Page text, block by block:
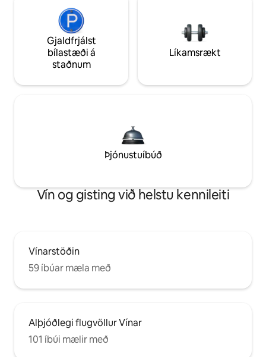
Gjaldfrjálst
bílastæði á
staðnum
Líkamsrækt
Þjónustuíbúð
Vín og gisting við helstu kennileiti
Vínarstöðin
59 íbúar mæla með
Alþjóðlegi flugvöllur Vínar
101 íbúi mælir með